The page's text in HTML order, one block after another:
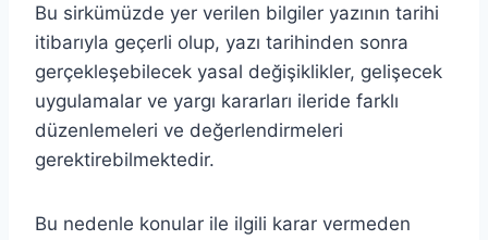
Bu sirkümüzde yer verilen bilgiler yazının tarihi
itibarıyla geçerli olup, yazı tarihinden sonra
gerçekleşebilecek yasal değişiklikler, gelişecek
uygulamalar ve yargı kararları ileride farklı
düzenlemeleri ve değerlendirmeleri
gerektirebilmektedir.
Bu nedenle konular ile ilgili karar vermeden